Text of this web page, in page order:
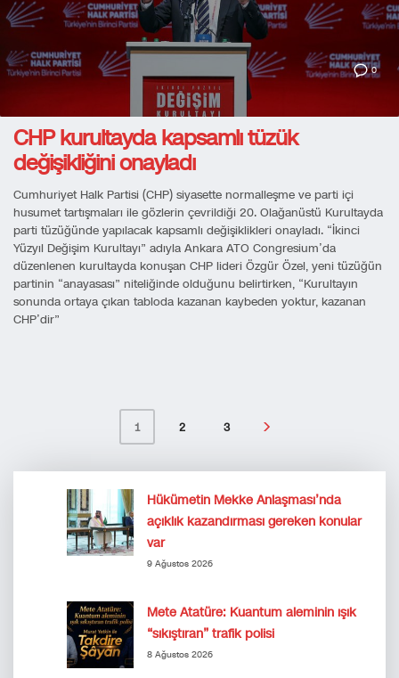
0
CHP kurultayda kapsamlı tüzük
değişikliğini onayladı
Cumhuriyet Halk Partisi (CHP) siyasette normalleşme ve parti içi
husumet tartışmaları ile gözlerin çevrildiği 20. Olağanüstü Kurultayda
parti tüzüğünde yapılacak kapsamlı değişiklikleri onayladı. “İkinci
Yüzyıl Değişim Kurultayı” adıyla Ankara ATO Congresium’da
düzenlenen kurultayda konuşan CHP lideri Özgür Özel, yeni tüzüğün
partinin “anayasası” niteliğinde olduğunu belirtirken, “Kurultayın
sonunda ortaya çıkan tabloda kazanan kaybeden yoktur, kazanan
CHP’dir”
1 2 3
Hükümetin Mekke Anlaşması’nda
açıklık kazandırması gereken konular
var
9 Ağustos 2026
Mete Atatüre: Kuantum aleminin ışık
“sıkıştıran” trafik polisi
8 Ağustos 2026